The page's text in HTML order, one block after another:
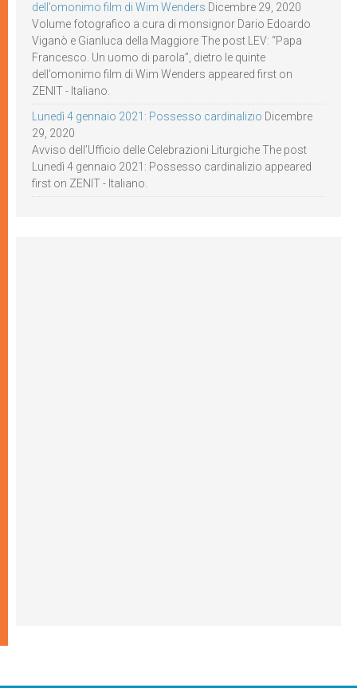
dell’omonimo film di Wim Wenders Dicembre 29, 2020
Volume fotografico a cura di monsignor Dario Edoardo
Viganò e Gianluca della Maggiore The post LEV: “Papa
Francesco. Un uomo di parola”, dietro le quinte
dell’omonimo film di Wim Wenders appeared first on
ZENIT - Italiano.
Lunedì 4 gennaio 2021: Possesso cardinalizio Dicembre
29, 2020
Avviso dell’Ufficio delle Celebrazioni Liturgiche The post
Lunedì 4 gennaio 2021: Possesso cardinalizio appeared
first on ZENIT - Italiano.